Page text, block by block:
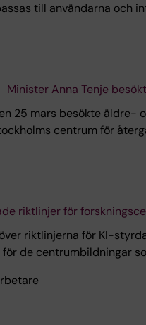
till användarna och
Minister Anna Tenje
25 mars besökte äldre-
centrum för
riktlinjer för
riktlinjerna för KI-
de centrumbildningar